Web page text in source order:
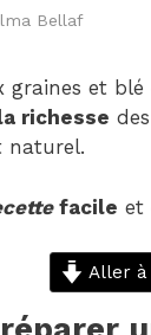
Bellaf
graines et
richesse
naturel.
facile et
Aller à